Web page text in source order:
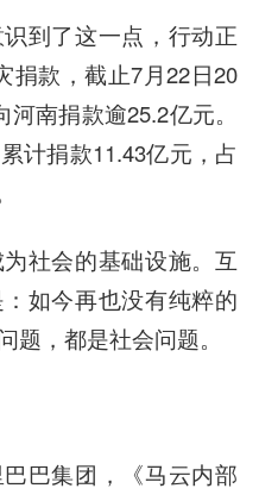
到了这一点，行动正
捐款，截止7月22日20
南捐款逾25.2亿元。
计捐款11.43亿元，占
社会的基础设施。互
如今再也没有纯粹的
题，都是社会问题。
巴集团，《马云内部